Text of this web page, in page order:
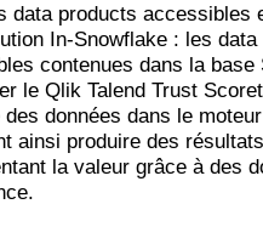
data products accessibles
In-Snowflake : les
contenues dans la
le Qlik Talend Trust
des données dans le
ainsi produire des
la valeur grâce à des